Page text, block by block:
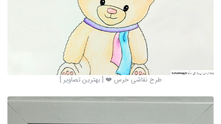
طرح نقاشی خرس ❤️ [ بهترین تصاویر ]